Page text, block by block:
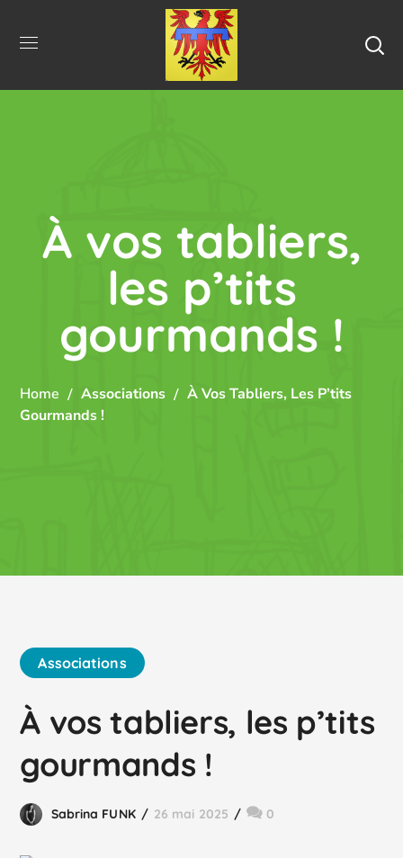
À vos tabliers,
les p’tits
gourmands !
Home Associations
À Vos Tabliers, Les P’tits
Gourmands !
Associations
À vos tabliers, les p’tits
gourmands !
Sabrina FUNK 26 mai 2025 0